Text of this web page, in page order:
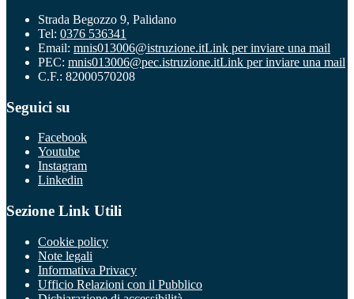
Strada Begozzo 9, Palidano
Tel: 0376 536341
Email: mnis013006@istruzione.itLink per inviare una mail
PEC: mnis013006@pec.istruzione.itLink per inviare una mail
C.F.: 82000570208
Seguici su
Facebook
Youtube
Instagram
Linkedin
Sezione Link Utili
Cookie policy
Note legali
Informativa Privacy
Ufficio Relazioni con il Pubblico